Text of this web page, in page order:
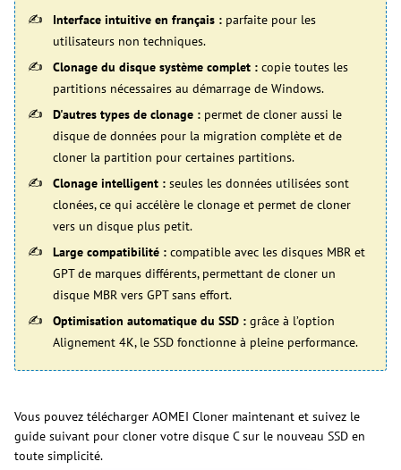
Interface intuitive en français : parfaite pour les
utilisateurs non techniques.
Clonage du disque système complet : copie toutes les
partitions nécessaires au démarrage de Windows.
D'autres types de clonage : permet de cloner aussi le
disque de données pour la migration complète et de
cloner la partition pour certaines partitions.
Clonage intelligent : seules les données utilisées sont
clonées, ce qui accélère le clonage et permet de cloner
vers un disque plus petit.
Large compatibilité : compatible avec les disques MBR et
GPT de marques différents, permettant de cloner un
disque MBR vers GPT sans effort.
Optimisation automatique du SSD : grâce à l’option
Alignement 4K, le SSD fonctionne à pleine performance.
Vous pouvez télécharger AOMEI Cloner maintenant et suivez le
guide suivant pour cloner votre disque C sur le nouveau SSD en
toute simplicité.